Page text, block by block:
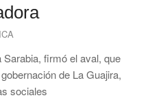
firmó el aval, que
de La Guajira,
sociales